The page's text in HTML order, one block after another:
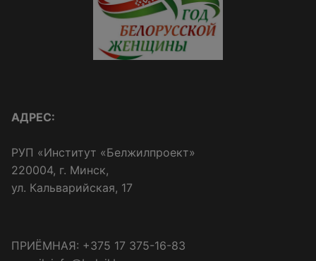
АДРЕС:
РУП «Институт «Белжилпроект»
220004, г. Минск,
ул. Кальварийская, 17
ПРИЁМНАЯ: +375 17 375-16-83